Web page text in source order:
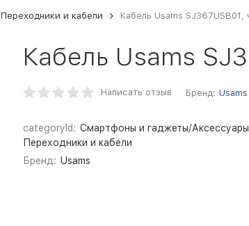
Переходники и кабели Кабель Usams SJ367USB01,
Кабель Usams
Написать отзыв Бренд: Usams
categoryId: Смартфоны и гаджеты/
Переходники и кабели
Бренд: Usams